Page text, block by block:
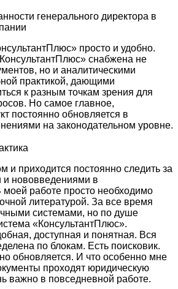
генерального директора в
просто и удобно.
снабжена не
но и аналитическими
практикой, дающими
к разным точкам зрения для
Но самое главное,
постоянно обновляется в
на законодательном уровне.
и приходится постоянно следить за
нововведениями в
моей работе просто необходимо
литературой. За все время
системами, но по душе
«КонсультантПлюс».
доступная и понятная. Вся
по блокам. Есть поисковик.
обновляется. И что особенно мне
проходят юридическую
важно в повседневной работе.